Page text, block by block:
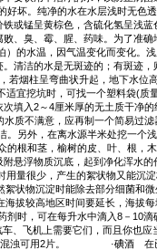
坏。纯净的水在水层浅时无色
高价铁或锰呈黄棕色，含硫化
、臭、霉、腥、药味。为了准
的水温，因气温变化而变化。
。清洁的水是无斑迹的；有斑迹
草木，若烟柱呈弯曲状升起，
挖坑时，可找一个塑料袋(质
填入2～4厘米厚的无土质干净的
质不满意，应再制一个简易过滤
外，在离水源半米处挖一个浅
根和茎，榆树的皮、叶、根，
悬浮物质沉底，起到净化浑水
量很少，产生的絮状物又能沉
状物沉淀时能除去部分细菌和
较高地区时间要延长，海拔每
药剂时，可在每升水中滴入
飞机上需要它们，而且你也应
质较混浊可用2片。 ·碘酒 在